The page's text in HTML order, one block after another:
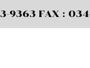
: 034-